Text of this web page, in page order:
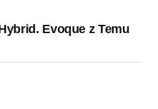
Evoque z Temu